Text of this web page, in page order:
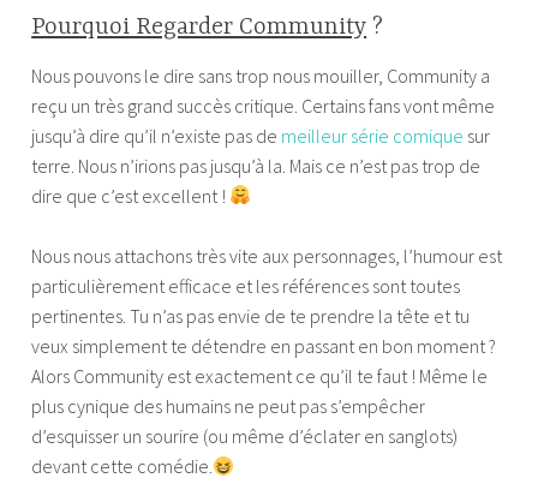
Pourquoi Regarder Community ?
Nous pouvons le dire sans trop nous mouiller, Community a
reçu un très grand succès critique. Certains fans vont même
jusqu’à dire qu’il n’existe pas de meilleur série comique sur
terre. Nous n’irions pas jusqu’à la. Mais ce n’est pas trop de
dire que c’est excellent !
Nous nous attachons très vite aux personnages, l’humour est
particulièrement efficace et les références sont toutes
pertinentes. Tu n’as pas envie de te prendre la tête et tu
veux simplement te détendre en passant en bon moment ?
Alors Community est exactement ce qu’il te faut ! Même le
plus cynique des humains ne peut pas s’empêcher
d’esquisser un sourire (ou même d’éclater en sanglots)
devant cette comédie.